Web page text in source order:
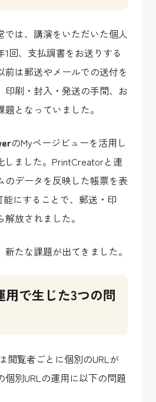
では、講演をいただいた個人
回、支払調書をお送りする
前は郵送やメールでの送付を
印刷・封入・発送の手間、お
となっていました。
のMyページビューを活用し
しました。PrintCreatorと連
のデータを反映した帳票を表
能にすることで、郵送・印
放されました。
新たな課題が出てきました。
用で生じた3つの問
閲覧者ごとに個別のURLが
個別URLの運用に以下の問題